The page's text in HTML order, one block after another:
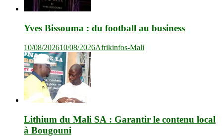
Yves Bissouma : du football au business
10/08/202610/08/2026Afrikinfos-Mali
Lithium du Mali SA : Garantir le contenu local
à Bougouni